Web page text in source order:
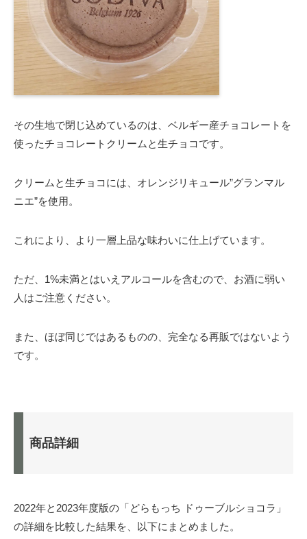
その生地で閉じ込めているのは、ベルギー産チョコレートを
使ったチョコレートクリームと生チョコです。
クリームと生チョコには、オレンジリキュール”グランマル
ニエ”を使用。
これにより、より一層上品な味わいに仕上げています。
ただ、1%未満とはいえアルコールを含むので、お酒に弱い
人はご注意ください。
また、ほぼ同じではあるものの、完全なる再販ではないよう
です。
商品詳細
2022年と2023年度版の「どらもっち ドゥーブルショコラ」
の詳細を比較した結果を、以下にまとめました。